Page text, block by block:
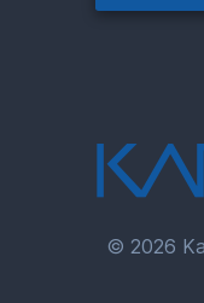
© 2026